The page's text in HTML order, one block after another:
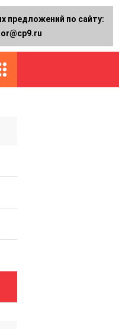
предложений по сайту: